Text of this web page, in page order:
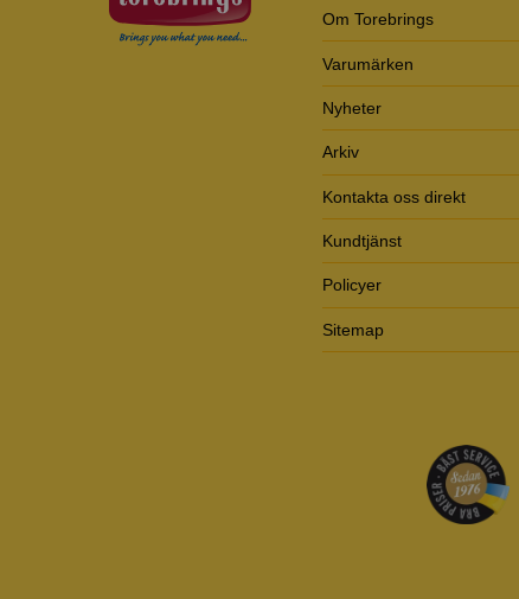
Om Torebrings
Varumärken
Nyheter
Arkiv
Kontakta oss direkt
Kundtjänst
Policyer
Sitemap